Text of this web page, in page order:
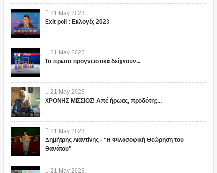
21 May 2023
Exit poll : Εκλογές 2023
21 May 2023
Τα πρώτα προγνωστικά δείχνουν...
21 May 2023
ΧΡΟΝΗΣ ΜΙΣΣΙΟΣ! Από ήρωας, προδότης...
21 May 2023
Δημήτρης Λιαντίνης - "Η Φιλοσοφική Θεώρηση του
Θανάτου"
21 May 2023